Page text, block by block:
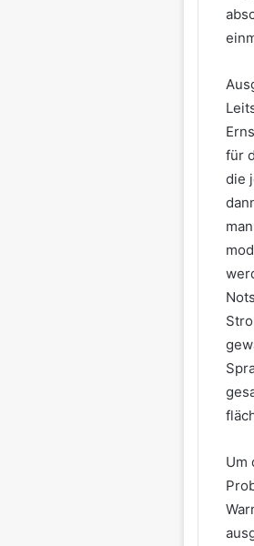
für
die
Um